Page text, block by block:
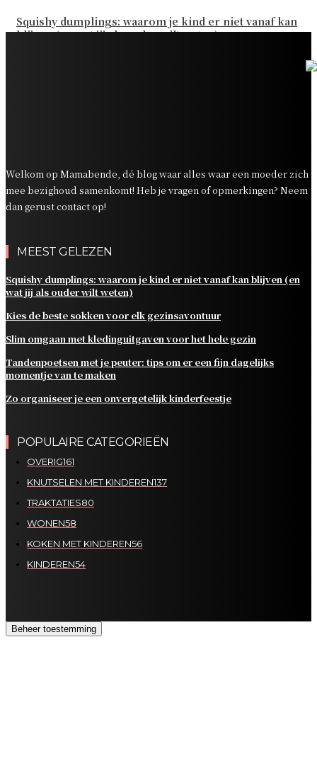
Squishy dumplings: waarom je kind er niet vanaf kan
blijven (en wat jij als ouder wilt weten)
Welkom op Mamabende, dé blog waar alles waar een moeder zich
mee bezighoud samenkomt! Heb je vragen of opmerkingen? Neem
dan gerust contact op!
MEEST GELEZEN
Squishy dumplings: waarom je kind er niet vanaf kan blijven (en
wat jij als ouder wilt weten)
Kies de beste sokken voor elk gezinsavontuur
Slim omgaan met kledinguitgaven voor het hele gezin
Tandenpoetsen met je peuter: tips om er een fijn dagelijks
momentje van te maken
Zo organiseer je een onvergetelijk kinderfeestje
POPULAIRE CATEGORIEËN
OVERIG161
KNUTSELEN MET KINDEREN137
TRAKTATIES80
WONEN58
KOKEN MET KINDEREN56
KINDEREN54
Beheer toestemming